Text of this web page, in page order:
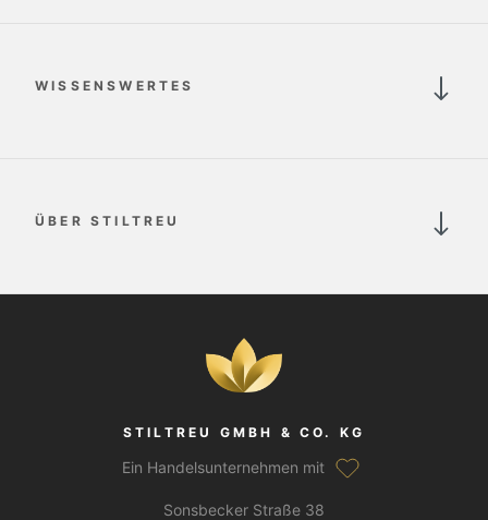
WISSENSWERTES
ÜBER STILTREU
STILTREU GMBH & CO. KG
Ein Handelsunternehmen mit
Sonsbecker Straße 38